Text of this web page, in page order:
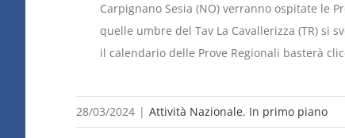
Carpignano Sesia (NO) verranno ospitate le
quelle umbre del Tav La Cavallerizza (TR) si
il calendario delle Prove Regionali basterà
28/03/2024 | Attività Nazionale, In primo piano